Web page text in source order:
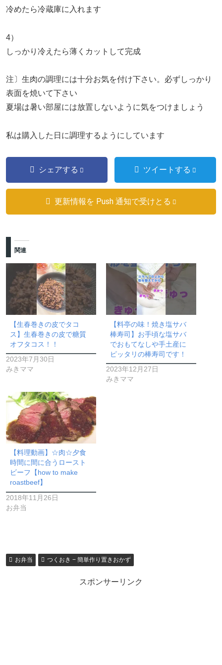
冷めたら冷蔵庫に入れます
4）
しっかり冷えたら薄くカットして完成
注〕生肉の調理には十分お気を付け下さい。必ずしっかり
表面を焼いて下さい
夏場は暑い部屋には放置しないように気をつけましょう
私は購入した日に調理するようにしています
シェアする ツイートする
更新情報を Push 通知で受けとる
関連
【生春巻きの皮でタコ
ス】生春巻きの皮で糖質
オフタコス！！
2023年7月30日
みきママ
【料亭の味！焼き塩サバ
棒寿司】お手頃な塩サバ
でおもてなしや手土産に
ピッタリの棒寿司です！
2023年12月27日
みきママ
【料理動画】☆肉☆夕食
時間に間に合うロースト
ビーフ【how to make
roastbeef】
2018年11月26日
お弁当
お弁当 つくおき − 簡単作り置きおかず
スポンサーリンク